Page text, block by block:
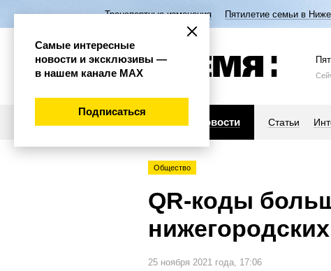
Транспортные изменения Пятилетие семьи в
Новости Статьи
Общество
QR-коды
25 ноября 2021 года, 17:06
Самые интересные
новости и эксклюзивы —
в нашем канале МАХ
Подписаться